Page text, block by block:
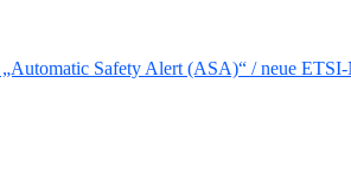
Safety Alert (ASA)“ / neue